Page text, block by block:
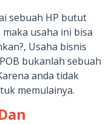
sebuah HP butut
usaha ini bisa
Usaha bisnis
bukanlah sebuah
anda tidak
memulainya.